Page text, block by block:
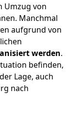
Umzug von
Manchmal
aufgrund von
werden.
befinden,
Lage, auch
nach